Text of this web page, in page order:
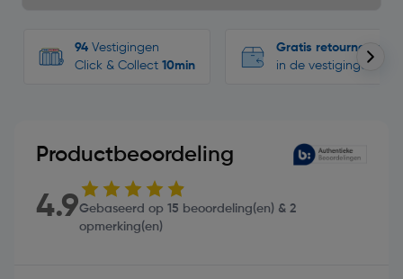
94 Vestigingen
Click & Collect 10min
Gratis retourneren
in de vestigingen
Productbeoordeling
4.9Gebaseerd op 15 beoordeling(en) & 2
opmerking(en)